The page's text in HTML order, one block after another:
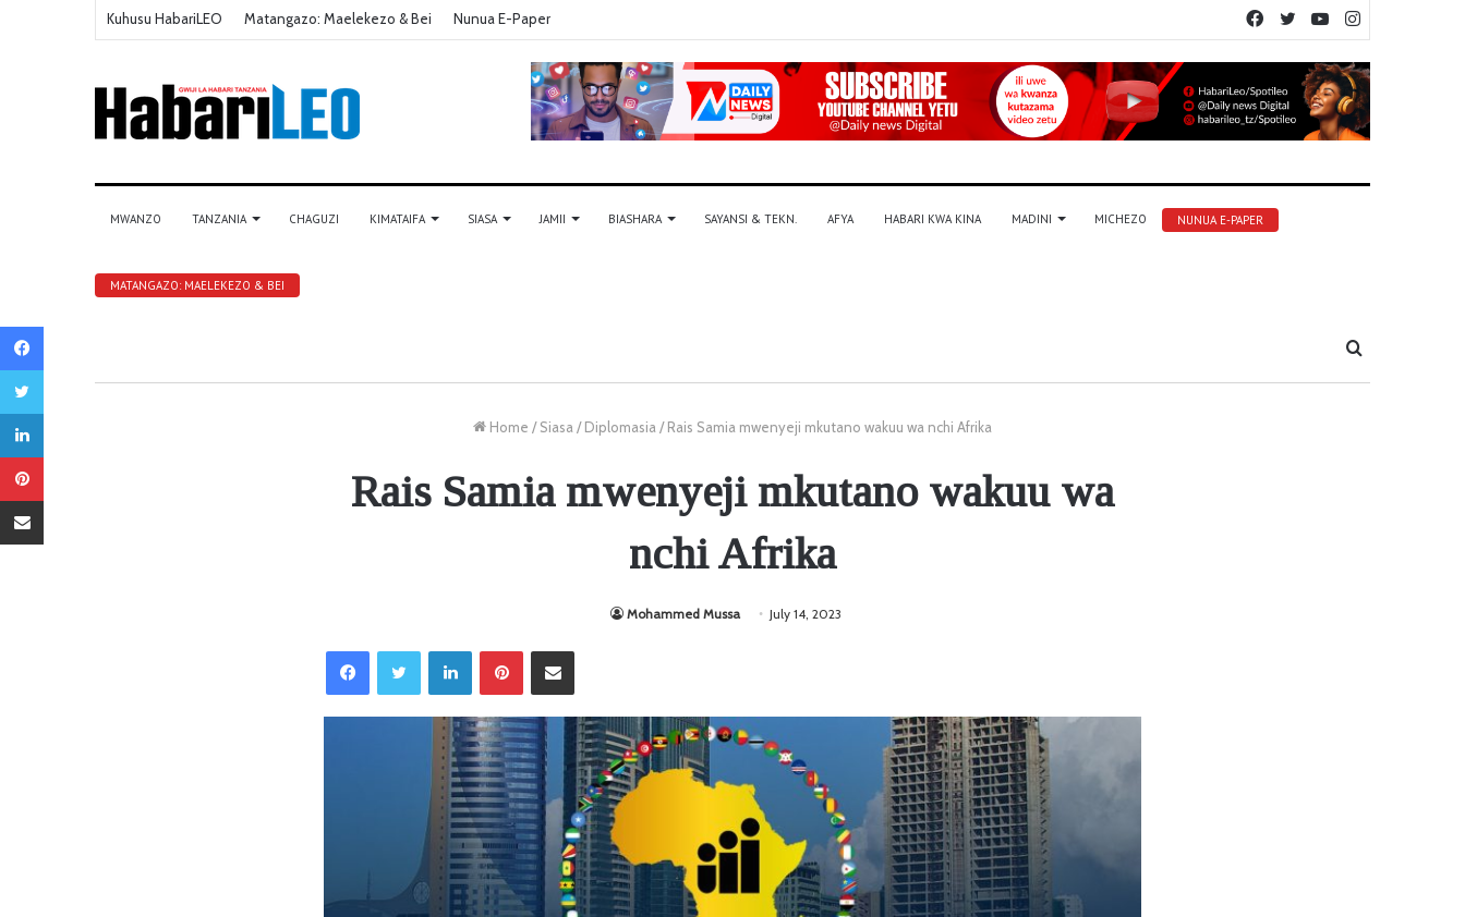
Kuhusu HabariLEO Matangazo: Maelekezo & Bei Nunua E-Paper YouTube
Twitter
Facebook
MWANZO TANZANIA CHAGUZI KIMATAIFA SIASA JAMII BIASHARA SAYANSI & TEKN. AFYA HABARI KWA KINA MADINI MICHEZO NUNUA E-PAPER
MATANGAZO: MAELEKEZO & BEI
Tafuta
Home / Siasa / Diplomasia / Rais Samia mwenyeji mkutano wakuu wa nchi Afrika
Rais Samia mwenyeji mkutano wakuu wa
nchi Afrika
Mohammed Mussa July 14, 2023
LinkedIn